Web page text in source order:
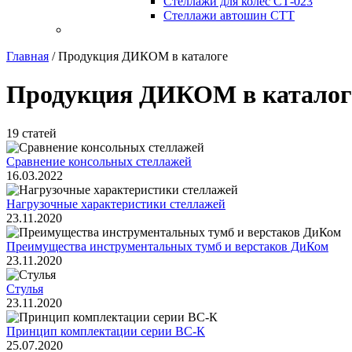
Стеллажи автошин СТТ
Главная /Продукция ДИКОМ в каталоге
Продукция ДИКОМ в
19 статей
Сравнение консольных стеллажей
16.03.2022
Нагрузочные характеристики стеллажей
23.11.2020
Преимущества инструментальных тумб и верстаков ДиКом
23.11.2020
Стулья
23.11.2020
Принцип комплектации серии ВС-К
25.07.2020